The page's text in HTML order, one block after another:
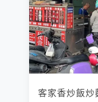
客家香炒飯炒